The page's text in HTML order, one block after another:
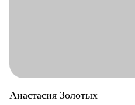
Анастасия Золотых